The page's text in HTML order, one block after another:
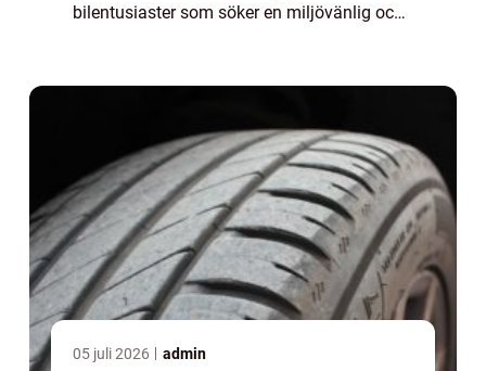
bilentusiaster som söker en miljövänlig och
05 juli 2026 admin